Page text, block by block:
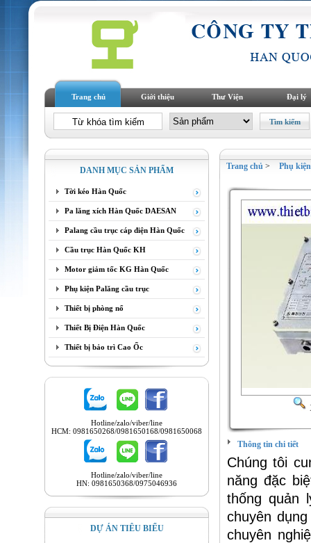
Trang chủ Giới thiệu Thư Viện Đại lý
DANH MỤC SẢN PHẨM
Tời kéo Hàn Quốc
Pa lăng xích Hàn Quốc DAESAN
Palang cầu trục cáp điện Hàn Quốc
Cầu trục Hàn Quốc KH
Motor giảm tốc KG Hàn Quốc
Phụ kiện Palăng cầu trục
Thiết bị phòng nổ
Thiết Bị Điện Hàn Quốc
Thiết bị bảo trì Cao Ốc
Hotline/zalo/viber/line
HCM: 0981650268/0981650168/0981650068
Hotline/zalo/viber/line
HN: 0981650368/0975046936
DỰ ÁN TIÊU BIỂU
Trang chủ > Phụ
Thông tin chi tiết
Chúng tôi
năng đặc
thống quản
chuyên
chuyên